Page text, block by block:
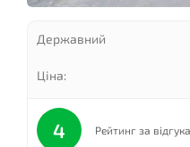
Державний
Ціна:
4 Рейтинг за